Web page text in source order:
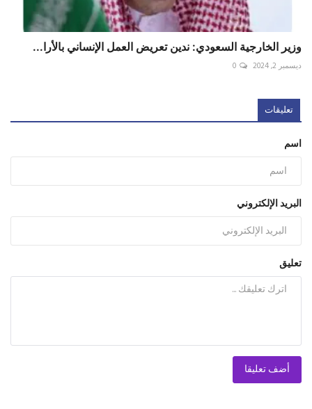
وزير الخارجية السعودي: ندين تعريض العمل الإنساني بالأرا...
ديسمبر 2, 2024 0
تعليقات
اسم
البريد الإلكتروني
تعليق
أضف تعليقا